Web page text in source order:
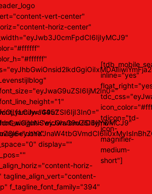
vert-center"
horiz-center"
display=""
horiz-
tagline_align_vert="content-
f_tagline_font_family="394"
inline="yes"
tdicon="td-
icon-
magnifier-
medium-
short"]